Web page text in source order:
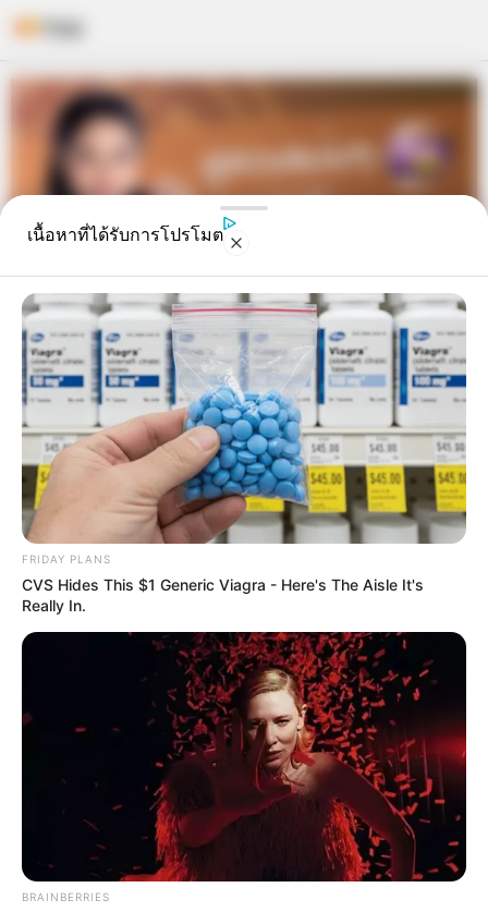
Skip
content
ดูดวงรายวัน ประจำวันพุธที่ 20
กุมภาพันธ์ 2562 โดย อ.แก้วตา คุย
ดวง
เจ้าหมอดู
ดูดวงรายวัน
เนื้อหาที่ได้รับการโปรโมต
FRIDAY PLANS
CVS Hides This $1 Generic Viagra - Here's The Aisle It's
Really In.
BRAINBERRIES